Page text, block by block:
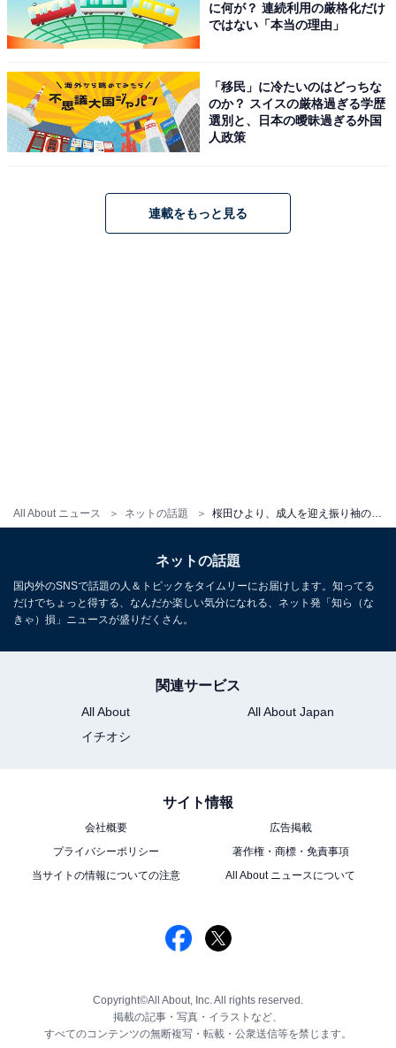
All About ニュース ネットの話題 桜田ひより、成人を迎え振り袖の前撮り写真を公開！ 「大人っぽい」「とても素敵なお写真」と反響
に何が？ 連続利用の厳格化だけ
ではない「本当の理由」
「移民」に冷たいのはどっちな
のか？ スイスの厳格過ぎる学歴
選別と、日本の曖昧過ぎる外国
人政策
連載をもっと見る
ネットの話題
国内外のSNSで話題の人＆トピックをタイムリーにお届けします。知ってる
だけでちょっと得する、なんだか楽しい気分になれる、ネット発「知ら（な
きゃ）損」ニュースが盛りだくさん。
関連サービス
All About
All About Japan
イチオシ
サイト情報
会社概要
広告掲載
プライバシーポリシー
著作権・商標・免責事項
当サイトの情報についての注意
All About ニュースについて
Copyright©All About, Inc. All rights reserved.
掲載の記事・写真・イラストなど、
すべてのコンテンツの無断複写・転載・公衆送信等を禁じます。